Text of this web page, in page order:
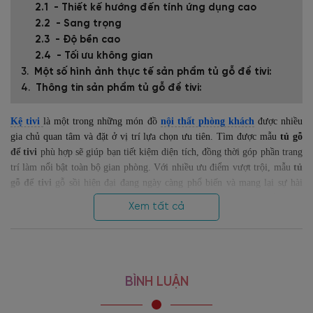
- Thiết kế hướng đến tính ứng dụng cao
- Sang trọng
- Độ bền cao
- Tối ưu không gian
Một số hình ảnh thực tế sản phẩm tủ gỗ để tivi:
Thông tin sản phẩm tủ gỗ để tivi:
Kệ tivilà một trong những món đồ nội thất phòng khách được nhiều
gia chủ quan tâm và đặt ở vị trí lựa chọn ưu tiên. Tìm được mẫutủ gỗ
để tivi phù hợp sẽ giúp bạn tiết kiệm diện tích, đồng thời góp phần trang
trí làm nổi bật toàn bộ gian phòng.Với nhiều ưu điểm vượt trội, mẫutủ
gỗ để tivi gỗ sồi hiện đại đang ngày càng phổ biến và mang lại sự hài
lòng cho người sử dụng.
Không chỉ sở hữu vẻ đẹp sang trọng, đẳng cấp
Chắc chắn rằng, khi chọn mua chất liệu gỗ của một sản phẩm nội thất bất
kỳ, bạn sẽ đặt ra câu hỏi rằng ưu điểm của loại gỗ này là gì?
Xem tất cả
BÌNH LUẬN